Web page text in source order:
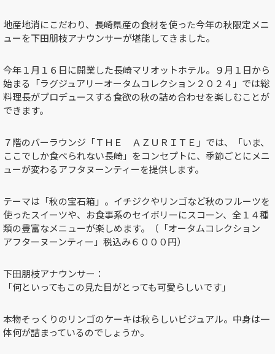
地産地消にこだわり、長崎県産の食材を使った今年の秋限定メニ
ューを下田朋枝アナウンサーが堪能してきました。
今年１月１６日に開業した長崎マリオットホテル。９月１日から
始まる「ラグジュアリーオータムコレクション２０２４」では総
料理長がプロデュースする食欲の秋の詰め合わせを楽しむことが
できます。
７階のバーラウンジ「ＴＨＥ ＡＺＵＲＩＴＥ」では、「いま、
ここでしか食べられない長崎」をコンセプトに、季節ごとにメニ
ューが変わるアフタヌーンティーを提供します。
テーマは「秋の宝石箱」。イチジクやリンゴなど秋のフルーツを
使ったスイーツや、お食事系のセイボリーにスコーン、全１４種
類の豊富なメニューが楽しめます。（「オータムコレクション
アフターヌーンティー」税込み６０００円）
下田朋枝アナウンサー：
「何といってもこの見た目がとっても可愛らしいです」
本物そっくりのリンゴのケーキは秋らしいビジュアル。中身は一
体何が詰まっているのでしょうか。